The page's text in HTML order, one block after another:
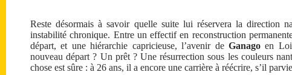
Reste désormais à savoir quelle suite lui réservera la direction
instabilité chronique. Entre un effectif en reconstruction
départ, et une hiérarchie capricieuse, l’avenir de Ganago en
nouveau départ ? Un prêt ? Une résurrection sous les couleurs
chose est sûre : à 26 ans, il a encore une carrière à réécrire, s’il